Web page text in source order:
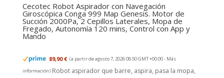
Cecotec Robot Aspirador con Navegación
Giroscópica Conga 999 Map Genesis. Motor de
Succión 2000Pa, 2 Cepillos Laterales, Mopa de
Fregado, Autonomía 120 mins, Control con App y
Mando
89,90 € (a partir de agosto 7, 2026 08:50 GMT +00:00 - Más
información) Robot aspirador que barre, aspira, pasa la mopa,